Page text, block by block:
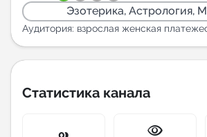
Горящие предложения
Индекс читаемости каналов
New
Эзотерика, Астрология,
Аудитория: взрослая женская
Статистика канала
visibility